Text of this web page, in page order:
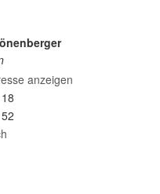
anzeigen